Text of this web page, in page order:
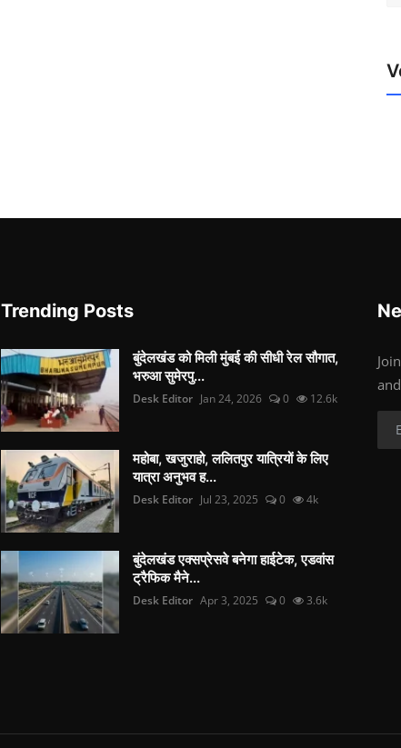
Trending Posts
बुंदेलखंड को मिली मुंबई की सीधी रेल सौगात,
भरुआ सुमेरपु...
Desk Editor Jan 24, 2026 0 12.6k
महोबा, खजुराहो, ललितपुर यात्रियों के लिए
यात्रा अनुभव ह...
Desk Editor Jul 23, 2025 0 4k
बुंदेलखंड एक्सप्रेसवे बनेगा हाईटेक, एडवांस
ट्रैफिक मैने...
Desk Editor Apr 3, 2025 0 3.6k